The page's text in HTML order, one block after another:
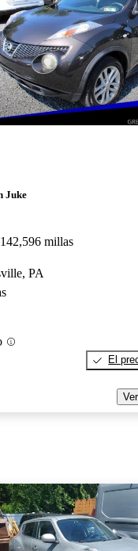
Juke
142,596 millas
PA
El